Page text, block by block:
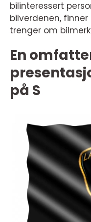
bilinteressert
bilverdenen,
trenger om
En
på S